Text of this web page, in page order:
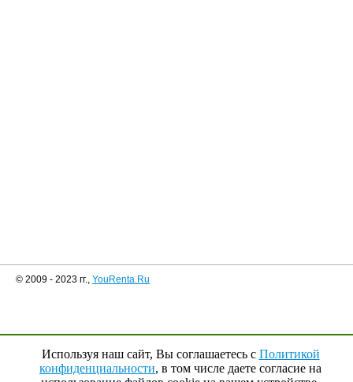
© 2009 - 2023 гг., YouRenta.Ru
Используя наш сайт, Вы соглашаетесь с Политикой
конфиденциальности, в том числе даете согласие на